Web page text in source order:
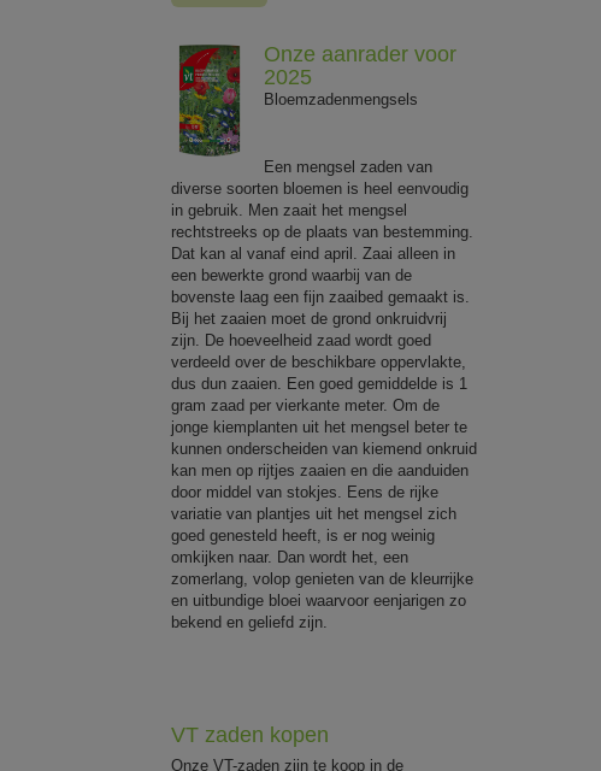
Onze aanrader voor
2025
Bloemzadenmengsels
Een mengsel zaden van
diverse soorten bloemen is heel eenvoudig
in gebruik. Men zaait het mengsel
rechtstreeks op de plaats van bestemming.
Dat kan al vanaf eind april. Zaai alleen in
een bewerkte grond waarbij van de
bovenste laag een fijn zaaibed gemaakt is.
Bij het zaaien moet de grond onkruidvrij
zijn. De hoeveelheid zaad wordt goed
verdeeld over de beschikbare oppervlakte,
dus dun zaaien. Een goed gemiddelde is 1
gram zaad per vierkante meter. Om de
jonge kiemplanten uit het mengsel beter te
kunnen onderscheiden van kiemend onkruid
kan men op rijtjes zaaien en die aanduiden
door middel van stokjes. Eens de rijke
variatie van plantjes uit het mengsel zich
goed genesteld heeft, is er nog weinig
omkijken naar. Dan wordt het, een
zomerlang, volop genieten van de kleurrijke
en uitbundige bloei waarvoor eenjarigen zo
bekend en geliefd zijn.
VT zaden kopen
Onze VT-zaden zijn te koop in de